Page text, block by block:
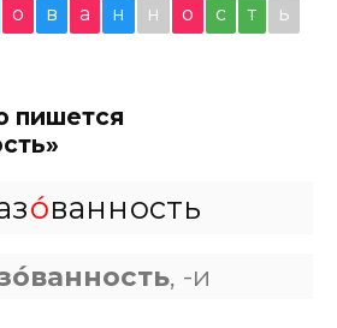
о в а н н о с т ь
пишется
о́ванность
, -и